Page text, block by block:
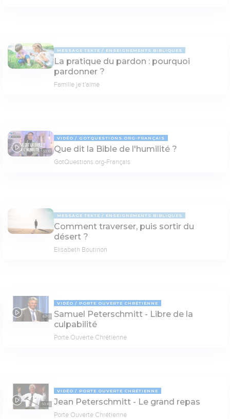
MESSAGE TEXTE ENSEIGNEMENTS BIBLIQUES
La pratique du pardon : pourquoi
pardonner ?
Famille je t'aime
03:10
VIDÉO GOTQUESTIONS.ORG-FRANÇAIS
Que dit la Bible de l'humilité ?
GotQuestions.org-Français
MESSAGE TEXTE ENSEIGNEMENTS BIBLIQUES
Comment traverser, puis sortir du
désert ?
Elisabeth Boutinon
62:01
VIDÉO PORTE OUVERTE CHRÉTIENNE
Samuel Peterschmitt - Libre de la
culpabilité
Porte Ouverte Chrétienne
50:40
VIDÉO PORTE OUVERTE CHRÉTIENNE
Jean Peterschmitt - Le grand repas
Porte Ouverte Chrétienne